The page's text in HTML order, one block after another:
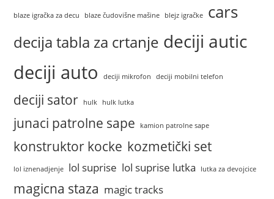
blaze igračka za decu blaze čudovišne mašine blejz igračke cars
decija tabla za crtanje deciji autic
deciji auto deciji mikrofon deciji mobilni telefon
deciji sator hulk hulk lutka
junaci patrolne sape kamion patrolne sape
konstruktor kocke kozmetički set
lol iznenadjenje lol suprise lol suprise lutka lutka za devojcice
magicna staza magic tracks